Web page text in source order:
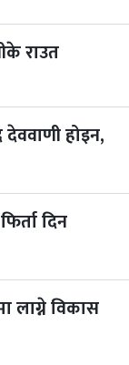
राउत
देववाणी होइन,
दिन
लाग्ने विकास